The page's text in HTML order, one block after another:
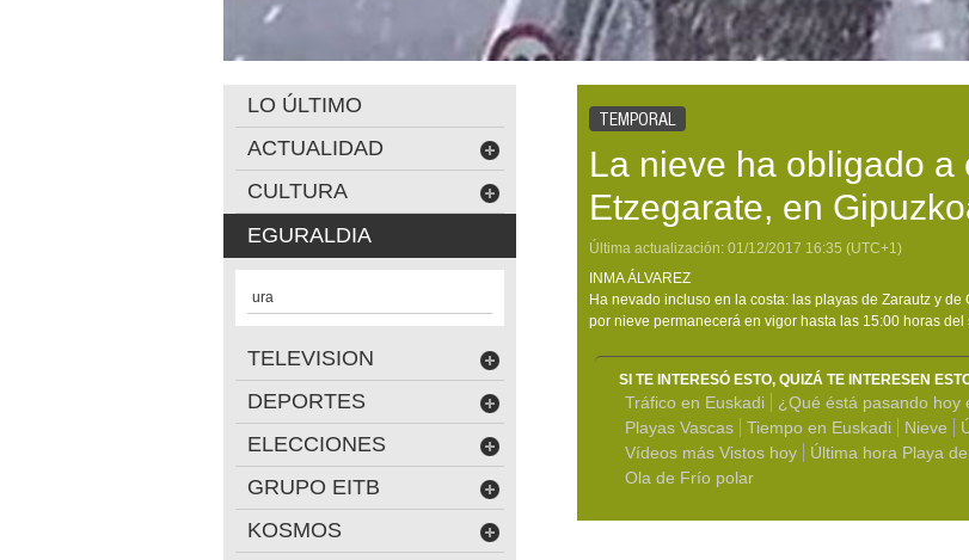
TEMPORAL
La nieve ha obligado a
Etzegarate, en
Última actualización: 01/12/2017 16:35 (UTC+1)
INMA ÁLVAREZ
Ha nevado incluso en la costa: las playas de Zarautz y
por nieve permanecerá en vigor hasta las 15:00 horas del
SI TE INTERESÓ ESTO, QUIZÁ TE INTERESEN
Tráfico en Euskadi ¿Qué éstá pasando hoy
Playas Vascas
Tiempo en Euskadi Nieve
Vídeos más Vistos hoy
Última hora Playa
Ola de Frío polar
LO ÚLTIMO
ACTUALIDAD
CULTURA
EGURALDIA
ura
TELEVISION
DEPORTES
ELECCIONES
GRUPO EITB
KOSMOS